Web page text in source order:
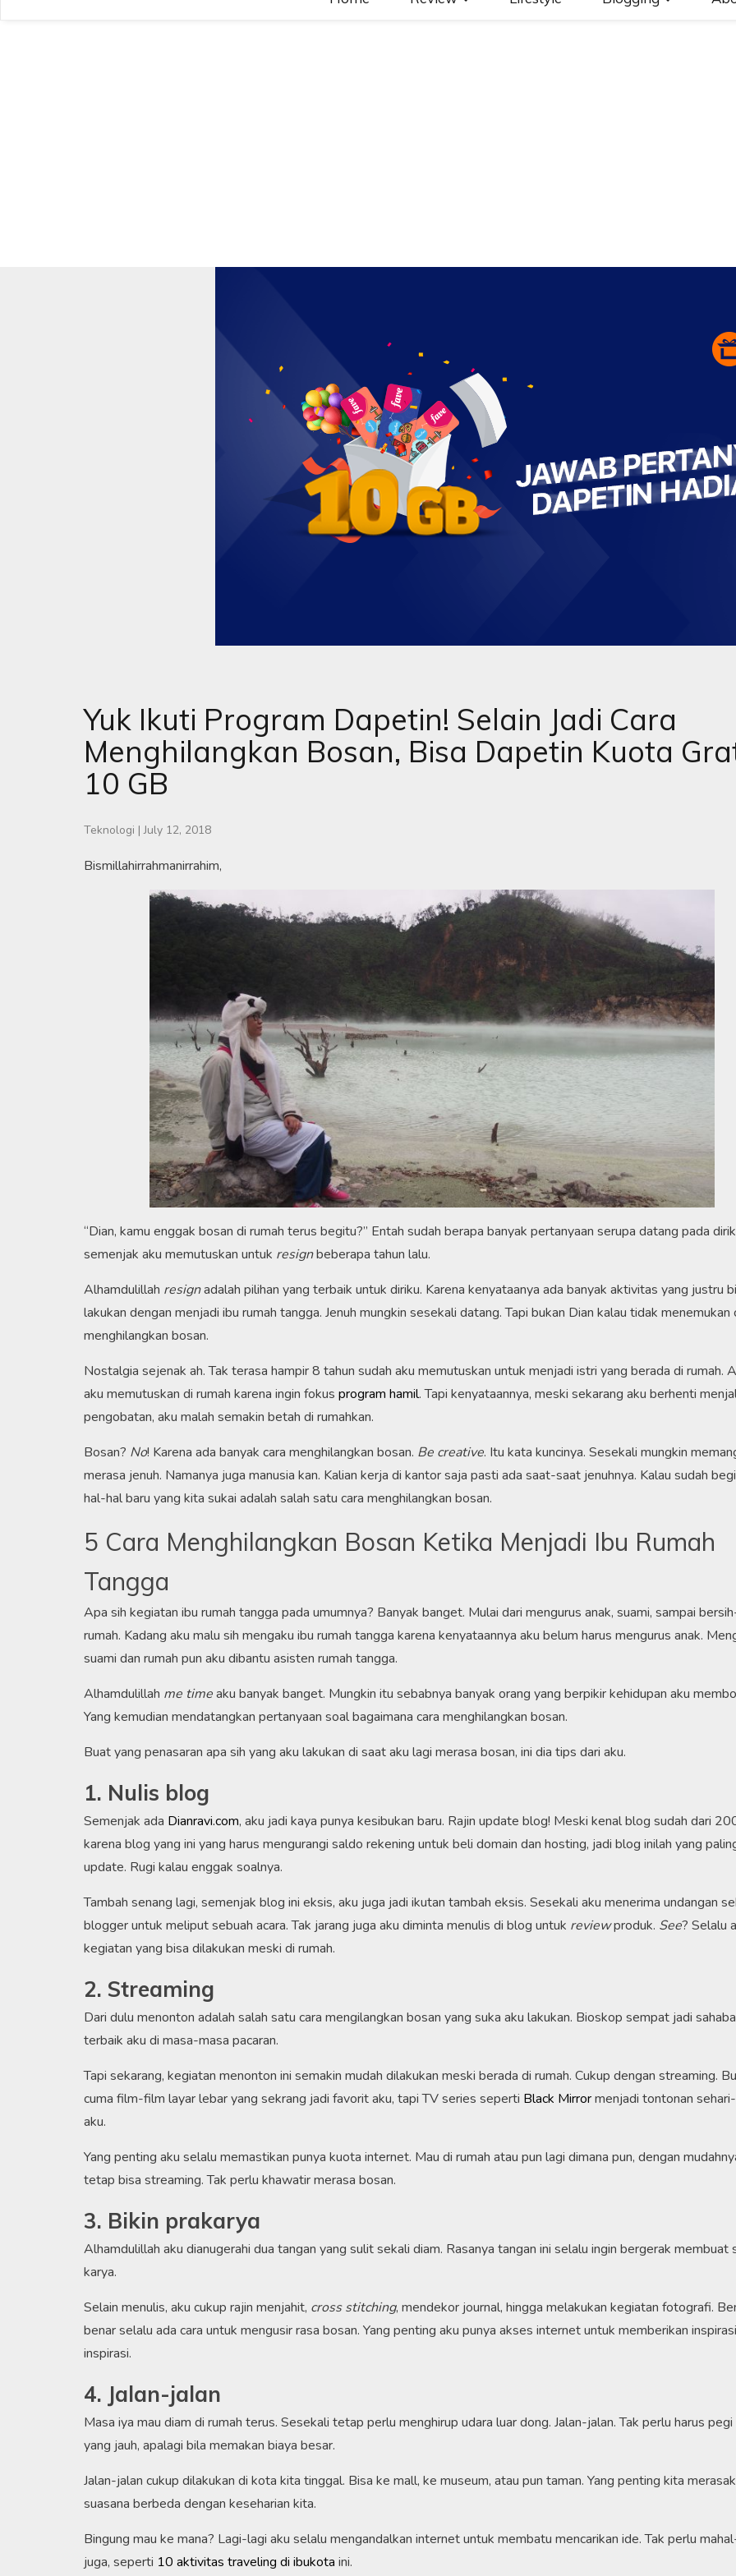
Yuk Ikuti Program Dapetin! Selain Jadi Cara
Menghilangkan Bosan, Bisa Dapetin Kuota
10 GB
Teknologi | July 12, 2018
Bismillahirrahmanirrahim,
“Dian, kamu enggak bosan di rumah terus begitu?” Entah sudah berapa banyak pertanyaan serupa datang pada
semenjak aku memutuskan untuk resignbeberapa tahun lalu.
Alhamdulillah resignadalah pilihan yang terbaik untuk diriku. Karena kenyataanya ada banyak aktivitas yang justru
lakukan dengan menjadi ibu rumah tangga. Jenuh mungkin sesekali datang. Tapi bukan Dian kalau tidak menemukan
menghilangkan bosan.
Nostalgia sejenak ah. Tak terasa hampir 8 tahun sudah aku memutuskan untuk menjadi istri yang berada di rumah.
aku memutuskan di rumah karena ingin fokus program hamil. Tapi kenyataannya, meski sekarang aku berhenti
pengobatan, aku malah semakin betah di rumahkan.
Bosan? No! Karena ada banyak cara menghilangkan bosan. Be creative. Itu kata kuncinya. Sesekali mungkin
merasa jenuh. Namanya juga manusia kan. Kalian kerja di kantor saja pasti ada saat-saat jenuhnya. Kalau sudah
hal-hal baru yang kita sukai adalah salah satu cara menghilangkan bosan.
5 Cara Menghilangkan Bosan Ketika Menjadi Ibu Rumah
Tangga
Apa sih kegiatan ibu rumah tangga pada umumnya? Banyak banget. Mulai dari mengurus anak, suami, sampai
rumah. Kadang aku malu sih mengaku ibu rumah tangga karena kenyataannya aku belum harus mengurus anak.
suami dan rumah pun aku dibantu asisten rumah tangga.
Alhamdulillah me timeaku banyak banget. Mungkin itu sebabnya banyak orang yang berpikir kehidupan aku
Yang kemudian mendatangkan pertanyaan soal bagaimana cara menghilangkan bosan.
Buat yang penasaran apa sih yang aku lakukan di saat aku lagi merasa bosan, ini dia tips dari aku.
1. Nulis blog
Semenjak ada Dianravi.com, aku jadi kaya punya kesibukan baru. Rajin update blog! Meski kenal blog sudah dari
karena blog yang ini yang harus mengurangi saldo rekening untuk beli domain dan hosting, jadi blog inilah yang
update. Rugi kalau enggak soalnya.
Tambah senang lagi, semenjak blog ini eksis, aku juga jadi ikutan tambah eksis. Sesekali aku menerima undangan
blogger untuk meliput sebuah acara. Tak jarang juga aku diminta menulis di blog untuk reviewproduk. See? Selalu
kegiatan yang bisa dilakukan meski di rumah.
2. Streaming
Dari dulu menonton adalah salah satu cara mengilangkan bosan yang suka aku lakukan. Bioskop sempat jadi
terbaik aku di masa-masa pacaran.
Tapi sekarang, kegiatan menonton ini semakin mudah dilakukan meski berada di rumah. Cukup dengan streaming.
cuma film-film layar lebar yang sekrang jadi favorit aku, tapi TV series seperti Black Mirrormenjadi tontonan
aku.
Yang penting aku selalu memastikan punya kuota internet. Mau di rumah atau pun lagi dimana pun, dengan
tetap bisa streaming. Tak perlu khawatir merasa bosan.
3. Bikin prakarya
Alhamdulillah aku dianugerahi dua tangan yang sulit sekali diam. Rasanya tangan ini selalu ingin bergerak membuat
karya.
Selain menulis, aku cukup rajin menjahit, cross stitching, mendekor journal, hingga melakukan kegiatan fotografi.
benar selalu ada cara untuk mengusir rasa bosan. Yang penting aku punya akses internet untuk memberikan
inspirasi.
4. Jalan-jalan
Masa iya mau diam di rumah terus. Sesekali tetap perlu menghirup udara luar dong. Jalan-jalan. Tak perlu harus pegi
yang jauh, apalagi bila memakan biaya besar.
Jalan-jalan cukup dilakukan di kota kita tinggal. Bisa ke mall, ke museum, atau pun taman. Yang penting kita
suasana berbeda dengan keseharian kita.
Bingung mau ke mana? Lagi-lagi aku selalu mengandalkan internet untuk membatu mencarikan ide. Tak perlu
juga, seperti 10 aktivitas traveling di ibukota ini.